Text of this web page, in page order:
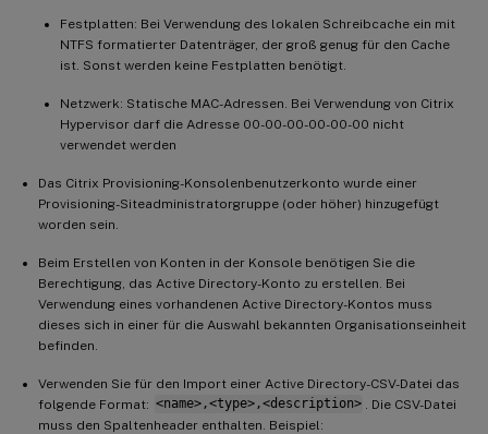
Festplatten: Bei Verwendung des lokalen Schreibcache ein mit
NTFS formatierter Datenträger, der groß genug für den Cache
ist. Sonst werden keine Festplatten benötigt.
Netzwerk: Statische MAC-Adressen. Bei Verwendung von Citrix
Hypervisor darf die Adresse 00-00-00-00-00-00 nicht
verwendet werden
Das Citrix Provisioning-Konsolenbenutzerkonto wurde einer
Provisioning-Siteadministratorgruppe (oder höher) hinzugefügt
worden sein.
Beim Erstellen von Konten in der Konsole benötigen Sie die
Berechtigung, das Active Directory-Konto zu erstellen. Bei
Verwendung eines vorhandenen Active Directory-Kontos muss
dieses sich in einer für die Auswahl bekannten Organisationseinheit
befinden.
Verwenden Sie für den Import einer Active Directory-CSV-Datei das
folgende Format: <name>,<type>,<description>
. Die CSV-Datei
muss den Spaltenheader enthalten. Beispiel: